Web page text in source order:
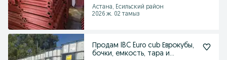
Астана, Есильский район
2026 ж. 02 тамыз
Продам IBC Euro cub Еврокубы,
бочки, емкость, тара и